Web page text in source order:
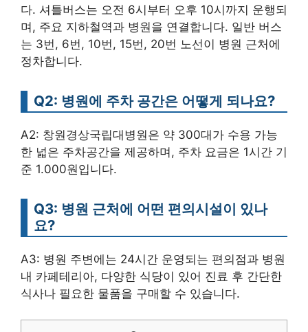
다. 셔틀버스는 오전 6시부터 오후 10시까지 운행되
며, 주요 지하철역과 병원을 연결합니다. 일반 버스
는 3번, 6번, 10번, 15번, 20번 노선이 병원 근처에
정차합니다.
Q2: 병원에 주차 공간은 어떻게 되나요?
A2: 창원경상국립대병원은 약 300대가 수용 가능
한 넓은 주차공간을 제공하며, 주차 요금은 1시간 기
준 1.000원입니다.
Q3: 병원 근처에 어떤 편의시설이 있나
요?
A3: 병원 주변에는 24시간 운영되는 편의점과 병원
내 카페테리아, 다양한 식당이 있어 진료 후 간단한
식사나 필요한 물품을 구매할 수 있습니다.